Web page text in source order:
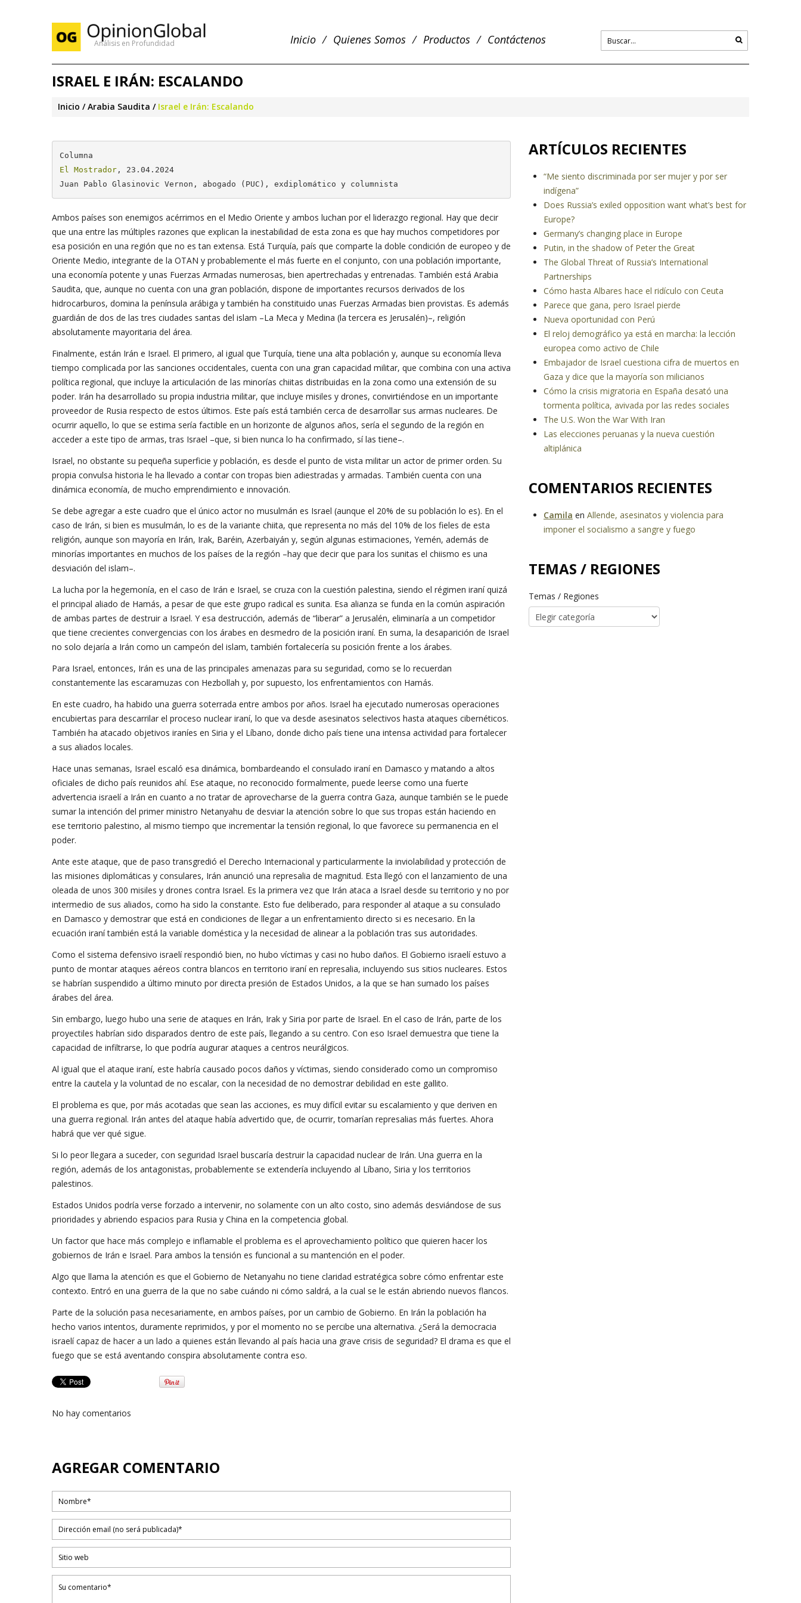
Análisis en Profundidad Inicio Quienes Somos Productos Contáctenos
ISRAEL E IRÁN: ESCALANDO
Inicio Arabia Saudita Israel e Irán: Escalando
El Mostrador, 23.04.2024
Juan Pablo Glasinovic Vernon, abogado (PUC), exdiplomático y columnista
Ambos países son enemigos acérrimos en el Medio Oriente y ambos luchan por el liderazgo regional. Hay que decir
que una entre las múltiples razones que explican la inestabilidad de esta zona es que hay muchos competidores por
esa posición en una región que no es tan extensa. Está Turquía, país que comparte la doble condición de europeo y de
Oriente Medio, integrante de la OTAN y probablemente el más fuerte en el conjunto, con una población importante,
una economía potente y unas Fuerzas Armadas numerosas, bien apertrechadas y entrenadas. También está Arabia
Saudita, que, aunque no cuenta con una gran población, dispone de importantes recursos derivados de los
hidrocarburos, domina la península arábiga y también ha constituido unas Fuerzas Armadas bien provistas. Es además
guardián de dos de las tres ciudades santas del islam –La Meca y Medina (la tercera es Jerusalén)–, religión
absolutamente mayoritaria del área.
Finalmente, están Irán e Israel. El primero, al igual que Turquía, tiene una alta población y, aunque su economía lleva
tiempo complicada por las sanciones occidentales, cuenta con una gran capacidad militar, que combina con una activa
política regional, que incluye la articulación de las minorías chiitas distribuidas en la zona como una extensión de su
poder. Irán ha desarrollado su propia industria militar, que incluye misiles y drones, convirtiéndose en un importante
proveedor de Rusia respecto de estos últimos. Este país está también cerca de desarrollar sus armas nucleares. De
ocurrir aquello, lo que se estima sería factible en un horizonte de algunos años, sería el segundo de la región en
acceder a este tipo de armas, tras Israel –que, si bien nunca lo ha confirmado, sí las tiene–.
Israel, no obstante su pequeña superficie y población, es desde el punto de vista militar un actor de primer orden. Su
propia convulsa historia le ha llevado a contar con tropas bien adiestradas y armadas. También cuenta con una
dinámica economía, de mucho emprendimiento e innovación.
Se debe agregar a este cuadro que el único actor no musulmán es Israel (aunque el 20% de su población lo es). En el
caso de Irán, si bien es musulmán, lo es de la variante chiita, que representa no más del 10% de los fieles de esta
religión, aunque son mayoría en Irán, Irak, Baréin, Azerbaiyán y, según algunas estimaciones, Yemén, además de
minorías importantes en muchos de los países de la región –hay que decir que para los sunitas el chiismo es una
desviación del islam–.
La lucha por la hegemonía, en el caso de Irán e Israel, se cruza con la cuestión palestina, siendo el régimen iraní quizá
el principal aliado de Hamás, a pesar de que este grupo radical es sunita. Esa alianza se funda en la común aspiración
de ambas partes de destruir a Israel. Y esa destrucción, además de “liberar” a Jerusalén, eliminaría a un competidor
que tiene crecientes convergencias con los árabes en desmedro de la posición iraní. En suma, la desaparición de Israel
no solo dejaría a Irán como un campeón del islam, también fortalecería su posición frente a los árabes.
Para Israel, entonces, Irán es una de las principales amenazas para su seguridad, como se lo recuerdan
constantemente las escaramuzas con Hezbollah y, por supuesto, los enfrentamientos con Hamás.
En este cuadro, ha habido una guerra soterrada entre ambos por años. Israel ha ejecutado numerosas operaciones
encubiertas para descarrilar el proceso nuclear iraní, lo que va desde asesinatos selectivos hasta ataques cibernéticos.
También ha atacado objetivos iraníes en Siria y el Líbano, donde dicho país tiene una intensa actividad para fortalecer
a sus aliados locales.
Hace unas semanas, Israel escaló esa dinámica, bombardeando el consulado iraní en Damasco y matando a altos
oficiales de dicho país reunidos ahí. Ese ataque, no reconocido formalmente, puede leerse como una fuerte
advertencia israelí a Irán en cuanto a no tratar de aprovecharse de la guerra contra Gaza, aunque también se le puede
sumar la intención del primer ministro Netanyahu de desviar la atención sobre lo que sus tropas están haciendo en
ese territorio palestino, al mismo tiempo que incrementar la tensión regional, lo que favorece su permanencia en el
poder.
Ante este ataque, que de paso transgredió el Derecho Internacional y particularmente la inviolabilidad y protección de
las misiones diplomáticas y consulares, Irán anunció una represalia de magnitud. Esta llegó con el lanzamiento de una
oleada de unos 300 misiles y drones contra Israel. Es la primera vez que Irán ataca a Israel desde su territorio y no por
intermedio de sus aliados, como ha sido la constante. Esto fue deliberado, para responder al ataque a su consulado
en Damasco y demostrar que está en condiciones de llegar a un enfrentamiento directo si es necesario. En la
ecuación iraní también está la variable doméstica y la necesidad de alinear a la población tras sus autoridades.
Como el sistema defensivo israelí respondió bien, no hubo víctimas y casi no hubo daños. El Gobierno israelí estuvo a
punto de montar ataques aéreos contra blancos en territorio iraní en represalia, incluyendo sus sitios nucleares. Estos
se habrían suspendido a último minuto por directa presión de Estados Unidos, a la que se han sumado los países
árabes del área.
Sin embargo, luego hubo una serie de ataques en Irán, Irak y Siria por parte de Israel. En el caso de Irán, parte de los
proyectiles habrían sido disparados dentro de este país, llegando a su centro. Con eso Israel demuestra que tiene la
capacidad de infiltrarse, lo que podría augurar ataques a centros neurálgicos.
Al igual que el ataque iraní, este habría causado pocos daños y víctimas, siendo considerado como un compromiso
entre la cautela y la voluntad de no escalar, con la necesidad de no demostrar debilidad en este gallito.
El problema es que, por más acotadas que sean las acciones, es muy difícil evitar su escalamiento y que deriven en
una guerra regional. Irán antes del ataque había advertido que, de ocurrir, tomarían represalias más fuertes. Ahora
habrá que ver qué sigue.
Si lo peor llegara a suceder, con seguridad Israel buscaría destruir la capacidad nuclear de Irán. Una guerra en la
región, además de los antagonistas, probablemente se extendería incluyendo al Líbano, Siria y los territorios
palestinos.
Estados Unidos podría verse forzado a intervenir, no solamente con un alto costo, sino además desviándose de sus
prioridades y abriendo espacios para Rusia y China en la competencia global.
Un factor que hace más complejo e inflamable el problema es el aprovechamiento político que quieren hacer los
gobiernos de Irán e Israel. Para ambos la tensión es funcional a su mantención en el poder.
Algo que llama la atención es que el Gobierno de Netanyahu no tiene claridad estratégica sobre cómo enfrentar este
contexto. Entró en una guerra de la que no sabe cuándo ni cómo saldrá, a la cual se le están abriendo nuevos flancos.
Parte de la solución pasa necesariamente, en ambos países, por un cambio de Gobierno. En Irán la población ha
hecho varios intentos, duramente reprimidos, y por el momento no se percibe una alternativa. ¿Será la democracia
israelí capaz de hacer a un lado a quienes están llevando al país hacia una grave crisis de seguridad? El drama es que el
fuego que se está aventando conspira absolutamente contra eso.
No hay comentarios
AGREGAR COMENTARIO
ARTÍCULOS RECIENTES
“Me siento discriminada por ser mujer y por ser
indígena”
Does Russia’s exiled opposition want what’s best for
Europe?
Germany’s changing place in Europe
Putin, in the shadow of Peter the Great
The Global Threat of Russia’s International
Partnerships
Cómo hasta Albares hace el ridículo con Ceuta
Parece que gana, pero Israel pierde
Nueva oportunidad con Perú
El reloj demográfico ya está en marcha: la lección
europea como activo de Chile
Embajador de Israel cuestiona cifra de muertos en
Gaza y dice que la mayoría son milicianos
Cómo la crisis migratoria en España desató una
tormenta política, avivada por las redes sociales
The U.S. Won the War With Iran
Las elecciones peruanas y la nueva cuestión
altiplánica
COMENTARIOS RECIENTES
Camila en Allende, asesinatos y violencia para
imponer el socialismo a sangre y fuego
TEMAS / REGIONES
Temas / Regiones